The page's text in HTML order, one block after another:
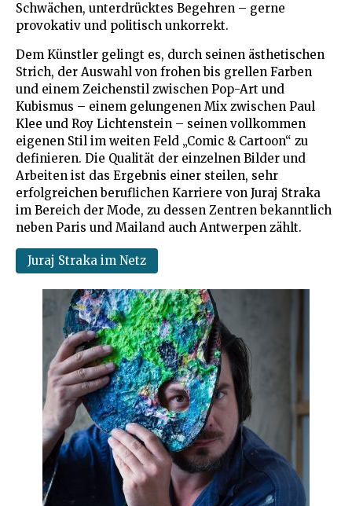
Schwächen, unterdrücktes Begehren – gerne
provokativ und politisch unkorrekt.
Dem Künstler gelingt es, durch seinen ästhetischen
Strich, der Auswahl von frohen bis grellen Farben
und einem Zeichenstil zwischen Pop-Art und
Kubismus – einem gelungenen Mix zwischen Paul
Klee und Roy Lichtenstein – seinen vollkommen
eigenen Stil im weiten Feld „Comic & Cartoon“ zu
definieren. Die Qualität der einzelnen Bilder und
Arbeiten ist das Ergebnis einer steilen, sehr
erfolgreichen beruflichen Karriere von Juraj Straka
im Bereich der Mode, zu dessen Zentren bekanntlich
neben Paris und Mailand auch Antwerpen zählt.
Juraj Straka im Netz